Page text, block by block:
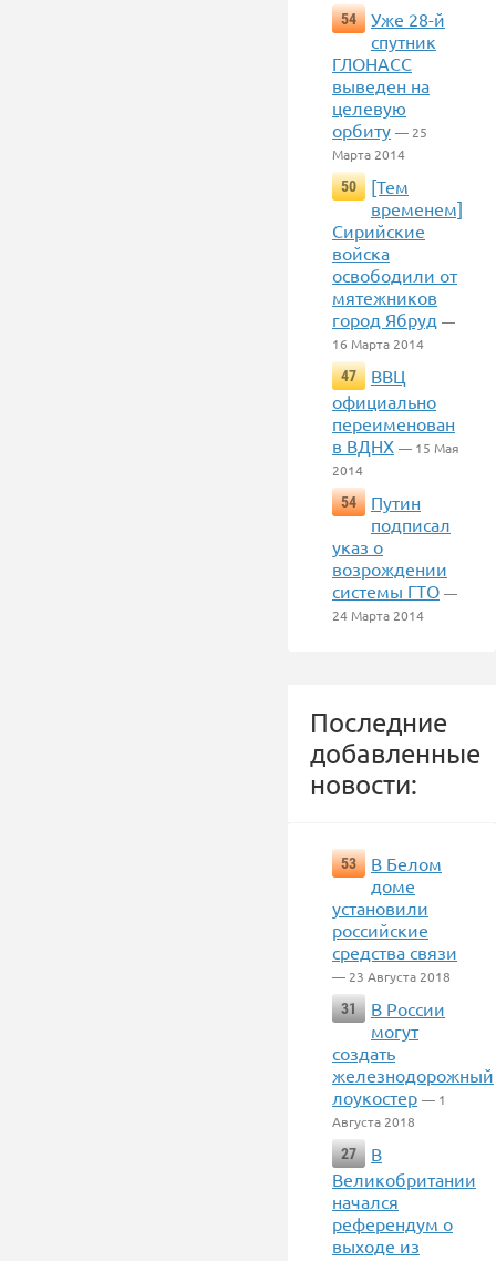
54
Уже 28-й
спутник
ГЛОНАСС
выведен на
целевую
орбиту — 25
Марта 2014
50
[Тем
временем]
Сирийские
войска
освободили от
мятежников
город Ябруд —
16 Марта 2014
47
ВВЦ
официально
переименован
в ВДНХ — 15 Мая
2014
54
Путин
подписал
указ о
возрождении
системы ГТО —
24 Марта 2014
Последние
добавленные
новости:
53
В Белом
доме
установили
российские
средства связи
— 23 Августа 2018
31
В России
могут
создать
железнодорожный
лоукостер — 1
Августа 2018
27
В
Великобритании
начался
референдум о
выходе из